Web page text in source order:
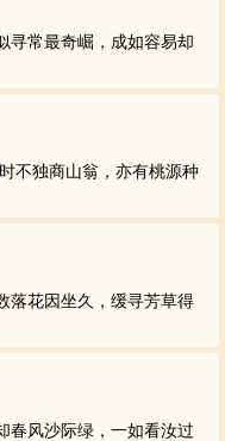
寻常最奇崛，成如容易却
不独商山翁，亦有桃源种
落花因坐久，缓寻芳草得
春风沙际绿，一如看汝过